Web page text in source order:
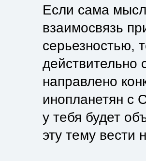
Если сама
взаимосвязь
серьезностью,
действительно
направлено
инопланетян с
у тебя будет
эту тему вести